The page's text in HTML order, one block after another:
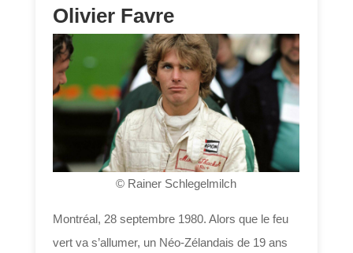
Olivier Favre
© Rainer Schlegelmilch
Montréal, 28 septembre 1980. Alors que le feu
vert va s’allumer, un Néo-Zélandais de 19 ans